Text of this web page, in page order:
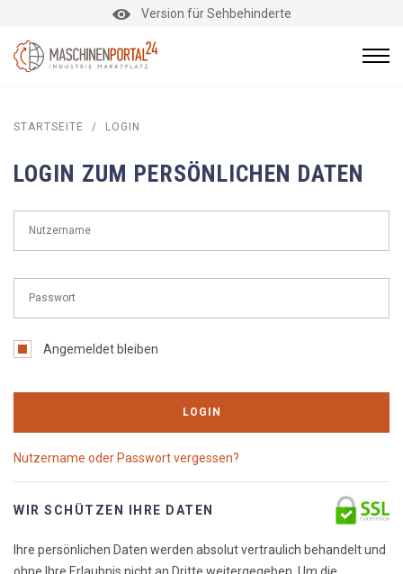
Version für Sehbehinderte
STARTSEITE / LOGIN
LOGIN ZUM PERSÖNLICHEN DATEN
Angemeldet bleiben
LOGIN
Nutzername oder Passwort vergessen?
WIR SCHÜTZEN IHRE DATEN
Ihre persönlichen Daten werden absolut vertraulich behandelt und